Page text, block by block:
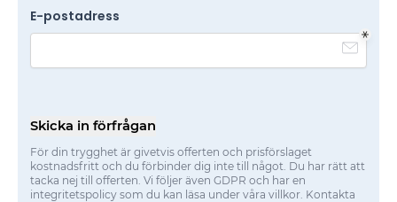
E-postadress
Skicka in förfrågan
För din trygghet är givetvis offerten och prisförslaget
kostnadsfritt och du förbinder dig inte till något. Du har rätt att
tacka nej till offerten. Vi följer även GDPR och har en
integritetspolicy som du kan läsa under våra villkor. Kontakta